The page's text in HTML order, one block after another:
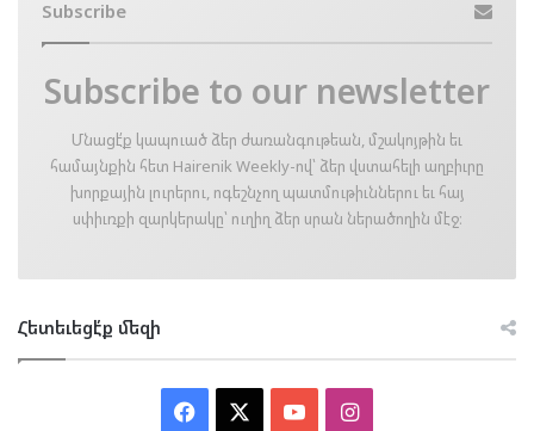
Subscribe
Subscribe to our newsletter
Մնացէ՛ք կապուած ձեր ժառանգութեան, մշակոյթին եւ
համայնքին հետ Hairenik Weekly-ով՝ ձեր վստահելի աղբիւրը
խորքային լուրերու, ոգեշնչող պատմութիւններու եւ հայ
սփիւռքի զարկերակը՝ ուղիղ ձեր սրան ներածողին մէջ։
Հետեւեցէ՛ք մեզի
Facebook YouTubeInstagram